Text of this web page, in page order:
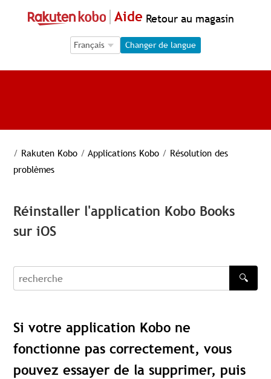
Aide Retour au magasin
Language Selection
Language Selection
Changer de langue
/ Rakuten Kobo / Applications Kobo / Résolution des
problèmes
Réinstaller l'application Kobo Books
sur iOS
recherche
🔍
Si votre application Kobo ne
fonctionne pas correctement, vous
pouvez essayer de la supprimer, puis